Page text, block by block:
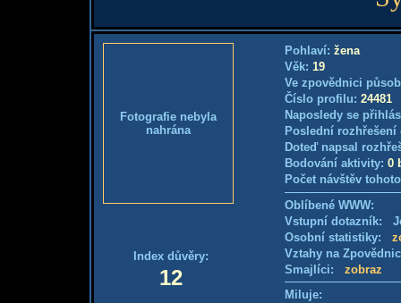
Fotografie nebyla
nahrána
Index důvěry:
12
Pohlaví: žena
Věk: 19
Ve zpovědnici
Číslo profilu: 24481
Naposledy se
Poslední
Doteď napsal
Bodování aktivity: 0
Počet návštěv
Oblíbené WWW:
Vstupní dotazník:
Osobní statistiky:
Vztahy na
Smajlíci: zobraz
Miluje: